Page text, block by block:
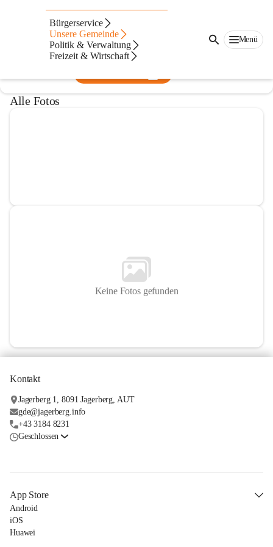
Bürgerservice
Unsere Gemeinde
Politik & Verwaltung
Freizeit & Wirtschaft
Menü
Volksschule Jagerberg
@volksschule-jagerberg
Volksschule
Alle Fotos
Keine Fotos gefunden
Kontakt
Jagerberg 1, 8091 Jagerberg, AUT
gde@jagerberg.info
+43 3184 8231
Geschlossen
App Store
Android
iOS
Huawei